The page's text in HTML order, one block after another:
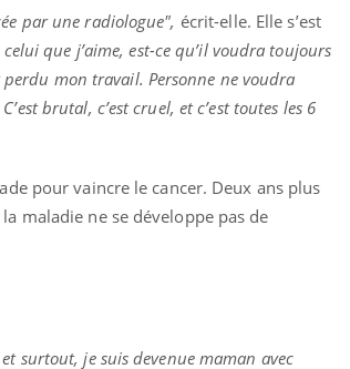
par une radiologue", écrit-elle. Elle s’est
que j’aime, est-ce qu’il voudra toujours
mon travail. Personne ne voudra
brutal, c’est cruel, et c’est toutes les 6
pour vaincre le cancer. Deux ans plus
maladie ne se développe pas de
surtout, je suis devenue maman avec